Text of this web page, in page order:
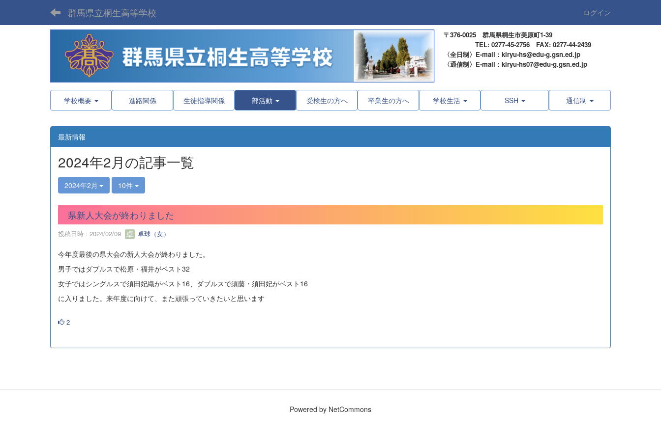
群馬県立桐生高等学校 ログイン
〒376-0025 群馬県桐生市美原町1-39
TEL: 0277-45-2756 FAX: 0277-44-2439
〈全日制〉E-mail：kiryu-hs@edu-g.gsn.ed.jp
〈通信制〉E-mail：kiryu-hs07@edu-g.gsn.ed.jp
学校概要 進路関係 生徒指導関係 部活動 受検生の方へ 卒業生の方へ 学校生活 SSH 通信制
最新情報
2024年2月の記事一覧
2024年2月 10件
県新人大会が終わりました
投稿日時 : 2024/02/09 卓球（女）
今年度最後の県大会の新人大会が終わりました。
男子ではダブルスで松原・福井がベスト32
女子ではシングルスで須田妃織がベスト16、ダブルスで須藤・須田妃がベスト16
に入りました。来年度に向けて、また頑張っていきたいと思います
2
Powered by NetCommons